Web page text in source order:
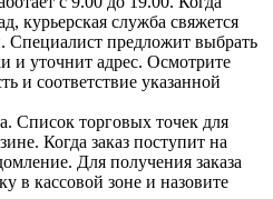
курьерская служба свяжется
Специалист предложит выбрать
и уточнит адрес. Осмотрите
и соответствие указанной
Список торговых точек для
Когда заказ поступит на
Для получения заказа
в кассовой зоне и назовите